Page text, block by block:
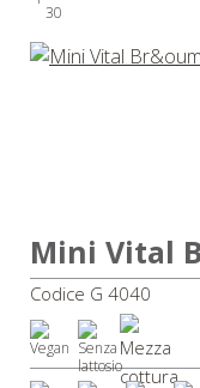
30
Mini Vital
Codice G 4040